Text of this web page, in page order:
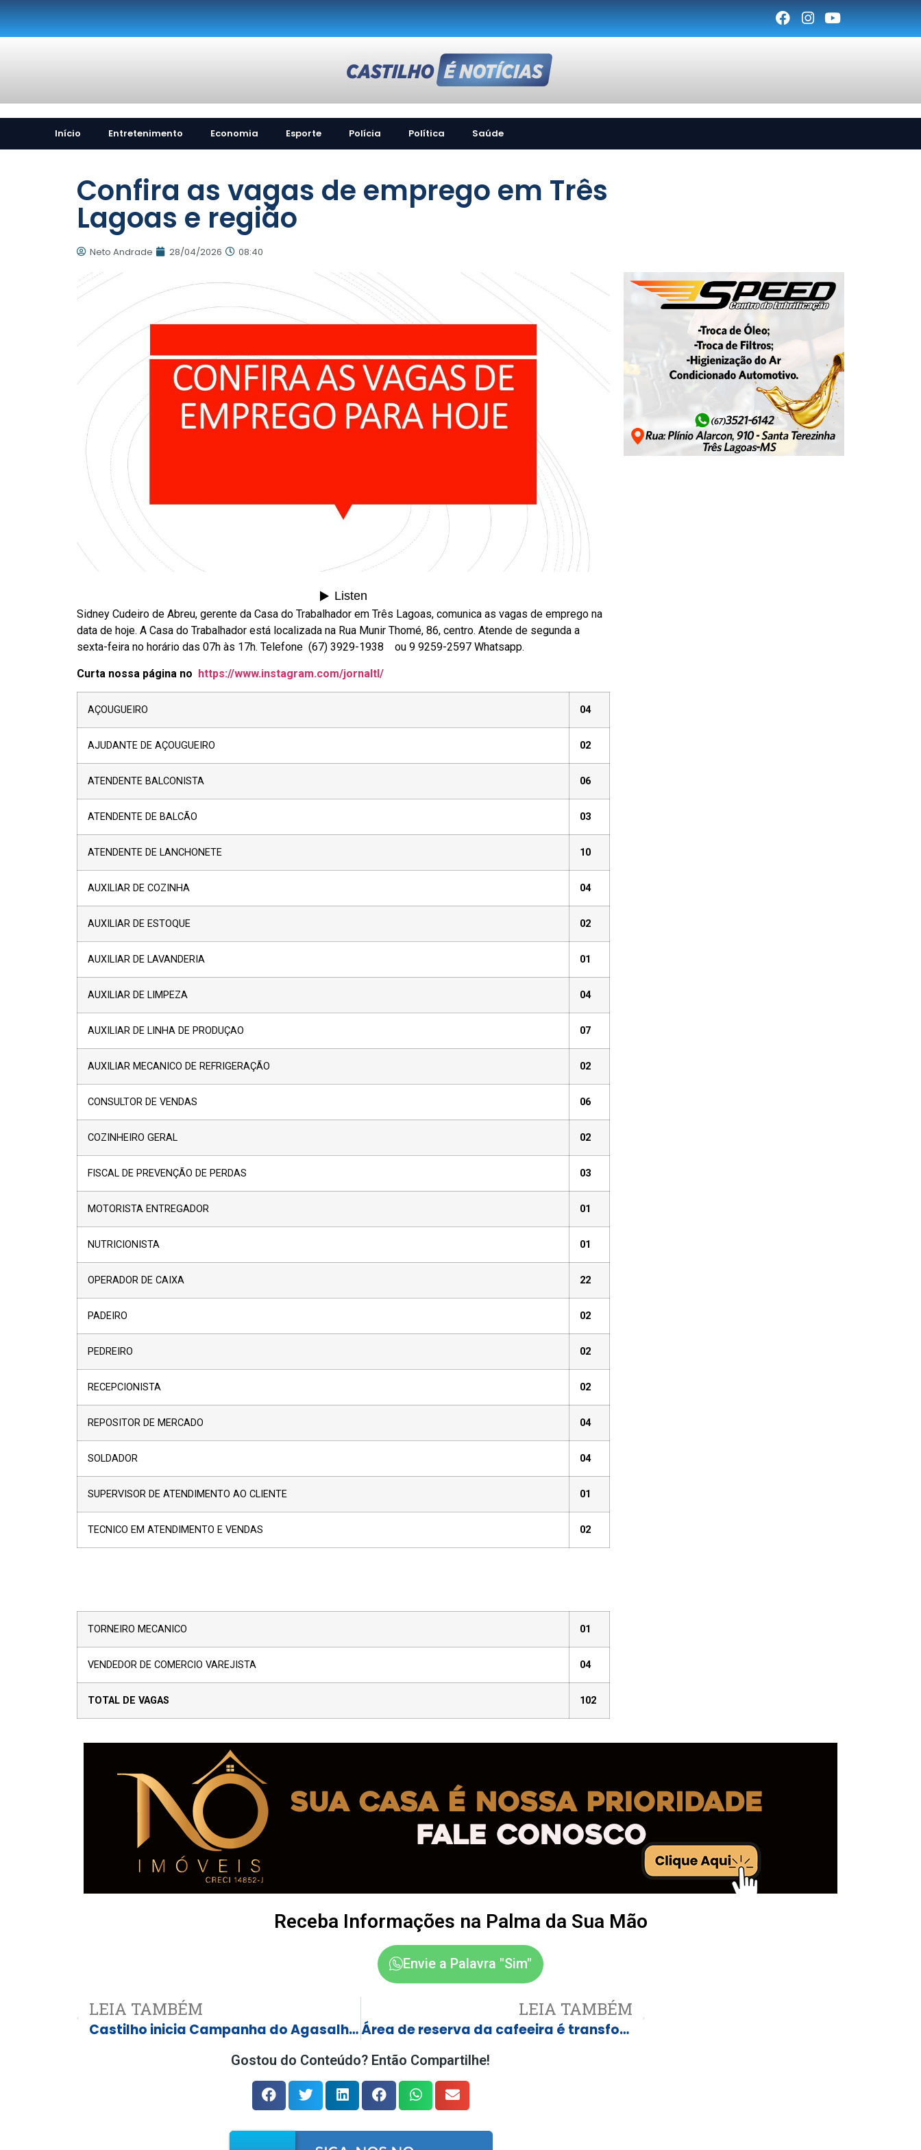
Início Entretenimento Economia Esporte Polícia Política Saúde
Confira as vagas de emprego em Três
Lagoas e região
Neto Andrade 28/04/2026 08:40
Sidney Cudeiro de Abreu, gerente da Casa do Trabalhador em Três Lagoas, comunica as vagas de emprego na
data de hoje. A Casa do Trabalhador está localizada na Rua Munir Thomé, 86, centro. Atende de segunda a
sexta-feira no horário das 07h às 17h. Telefone (67) 3929-1938 ou 9 9259-2597 Whatsapp.
Curta nossa página no https://www.instagram.com/jornaltl/
AÇOUGUEIRO 04
AJUDANTE DE AÇOUGUEIRO 02
ATENDENTE BALCONISTA 06
ATENDENTE DE BALCÃO 03
ATENDENTE DE LANCHONETE 10
AUXILIAR DE COZINHA 04
AUXILIAR DE ESTOQUE 02
AUXILIAR DE LAVANDERIA 01
AUXILIAR DE LIMPEZA 04
AUXILIAR DE LINHA DE PRODUÇAO 07
AUXILIAR MECANICO DE REFRIGERAÇÃO 02
CONSULTOR DE VENDAS 06
COZINHEIRO GERAL 02
FISCAL DE PREVENÇÃO DE PERDAS 03
MOTORISTA ENTREGADOR 01
NUTRICIONISTA 01
OPERADOR DE CAIXA 22
PADEIRO 02
PEDREIRO 02
RECEPCIONISTA 02
REPOSITOR DE MERCADO 04
SOLDADOR 04
SUPERVISOR DE ATENDIMENTO AO CLIENTE 01
TECNICO EM ATENDIMENTO E VENDAS 02
TORNEIRO MECANICO 01
VENDEDOR DE COMERCIO VAREJISTA 04
TOTAL DE VAGAS 102
Receba Informações na Palma da Sua Mão
Envie a Palavra "Sim"
LEIA TAMBÉM
Castilho inicia Campanha do Agasalho 2026 e amplia pontos de coleta para atender famílias no inverno
LEIA TAMBÉM
Área de reserva da cafeeira é transformada em assentamento e beneficia 11 famílias em Castilho
Gostou do Conteúdo? Então Compartilhe!